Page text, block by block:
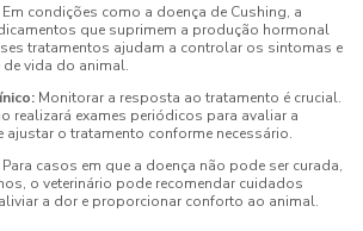
Em condições como a doença de Cushing, a
que suprimem a produção hormonal
tratamentos ajudam a controlar os sintomas e
vida do animal.
Monitorar a resposta ao tratamento é crucial.
realizará exames periódicos para avaliar a
ajustar o tratamento conforme necessário.
Para casos em que a doença não pode ser curada,
o veterinário pode recomendar cuidados
a dor e proporcionar conforto ao animal.